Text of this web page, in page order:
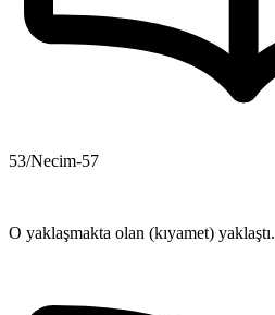
53/Necim-57
O yaklaşmakta olan (kıyamet) yaklaştı.